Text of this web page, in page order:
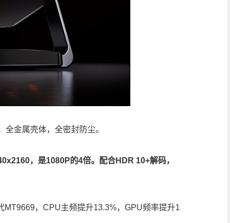
金属壳体，全密封防尘。
，是1080P的4倍。配合HDR 10+解码，
，CPU主频提升13.3%，GPU频率提升1